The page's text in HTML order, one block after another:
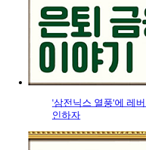
'삼전닉스 열풍'에 레
인하자